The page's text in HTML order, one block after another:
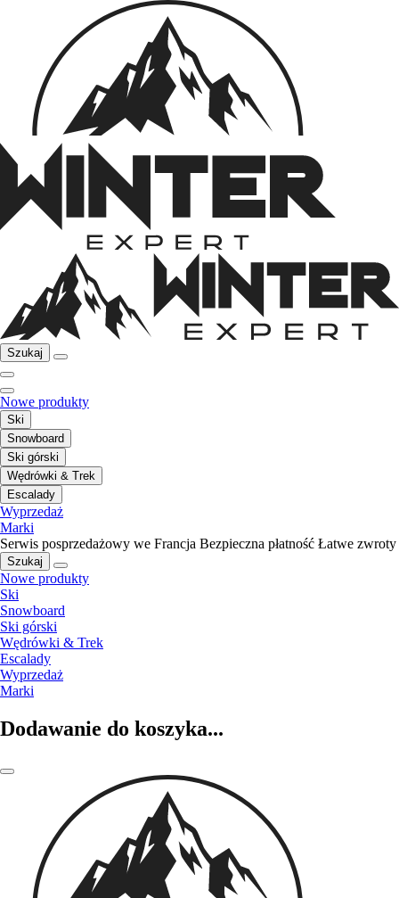
Szukaj
Nowe produkty
Ski
Snowboard
Ski górski
Wędrówki & Trek
Escalady
Wyprzedaż
Marki
Serwis posprzedażowy we Francja Bezpieczna płatność Łatwe zwroty
Szukaj
Nowe produkty
Ski
Snowboard
Ski górski
Wędrówki & Trek
Escalady
Wyprzedaż
Marki
Dodawanie do koszyka...